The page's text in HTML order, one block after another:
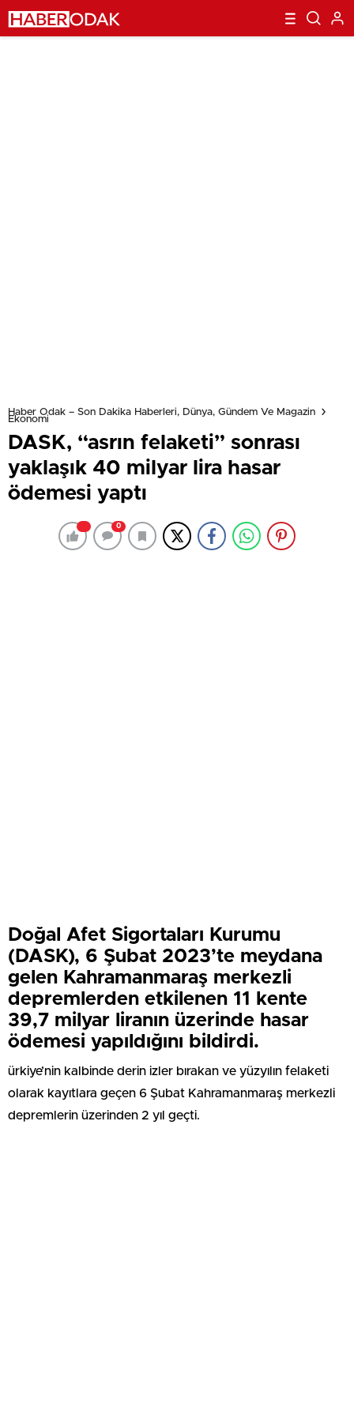
Haber Odak – Son Dakika Haberleri, Dünya, Gündem Ve Magazin
Ekonomi
DASK, “asrın felaketi” sonrası
yaklaşık 40 milyar lira hasar
ödemesi yaptı
0
Doğal Afet Sigortaları Kurumu
(DASK), 6 Şubat 2023’te meydana
gelen Kahramanmaraş merkezli
depremlerden etkilenen 11 kente
39,7 milyar liranın üzerinde hasar
ödemesi yapıldığını bildirdi.
ürkiye’nin kalbinde derin izler bırakan ve yüzyılın felaketi
olarak kayıtlara geçen 6 Şubat Kahramanmaraş merkezli
depremlerin üzerinden 2 yıl geçti.